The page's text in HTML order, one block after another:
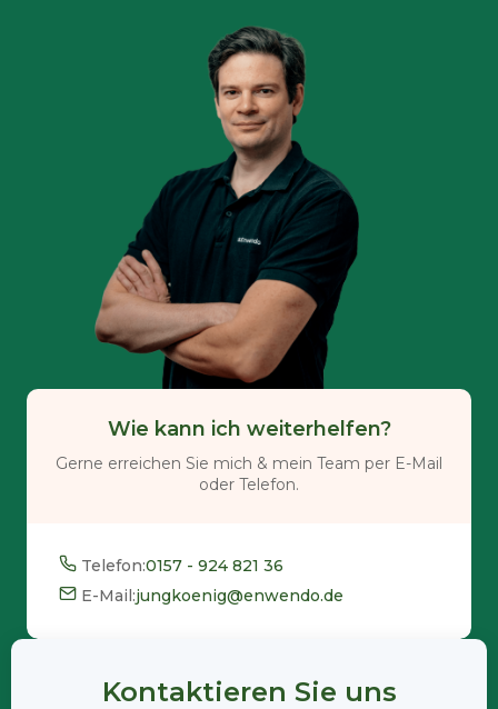
Wie kann ich weiterhelfen?
Gerne erreichen Sie mich & mein Team per E-Mail
oder Telefon.
Telefon:0157 - 924 821 36
E-Mail:jungkoenig@enwendo.de
Kontaktieren Sie uns